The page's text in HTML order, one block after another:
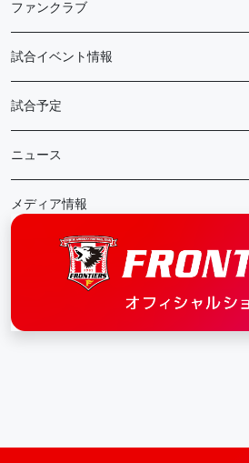
ファンクラブ
試合イベント情報
試合予定
ニュース
メディア情報